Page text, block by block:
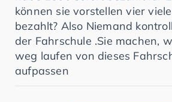
können sie vorstellen vier
bezahlt? Also Niemand
der Fahrschule .Sie machen,
weg laufen von dieses
aufpassen